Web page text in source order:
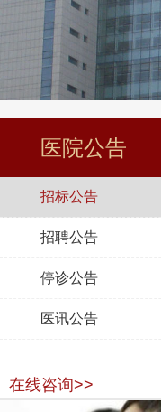
医院公告
招标公告
招聘公告
停诊公告
医讯公告
在线咨询>>